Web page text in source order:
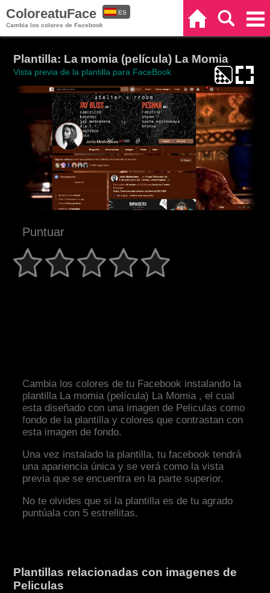
ColoreatuFace
Cambia los colores de Facebook
ES
Plantilla: La momia (película) La Momia
Vista previa de la plantilla para FaceBook
Puntuar
Cambia los colores de tu Facebook instalando la
plantilla La momia (película) La Momia , el cual
esta diseñado con una imagen de Peliculas como
fondo de la plantilla y colores que contrastan con
esta imagen de fondo.
Una vez instalado la plantilla, tu facebook tendrá
una apariencia única y se verá como la vista
previa que se encuentra en la parte superior.
No te olvides que si la plantilla es de tu agrado
puntúala con 5 estrellitas.
Plantillas relacionadas con imagenes de
Peliculas